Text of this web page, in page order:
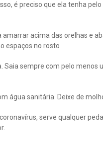
é preciso que ela tenha
acima das orelhas e
espaços no rosto
Saia sempre com pelo
água sanitária. Deixe de
serve qualquer